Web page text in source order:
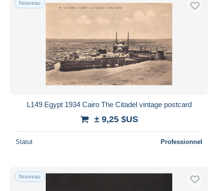
Uniquement en réduction
Méthodes de paiement
PayPal
Virement bancaire
Visa
Bancontact
Tout désélectionner
Monde entier
Nouveau
L149 Egypt 1934 Cairo The Citadel vintage postcard
± 9,25 $US
Statut Professionnel
Nouveau